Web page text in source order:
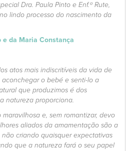
Dra. Paula Pinto e Enf.ª Rute,
lindo processo do nascimento da
e da Maria Constança
atos mais indiscritíveis da vida de
o bebé e senti-lo a
que produzimos é dos
natureza proporciona.
e, sem romantizar, devo
aliados da amamentação são a
criando quaisquer expectativas
que a natureza fará o seu papel